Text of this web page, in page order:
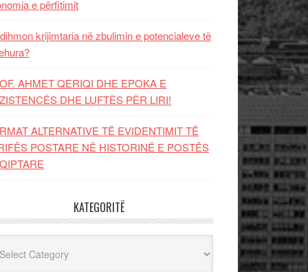
e përfitimit
krijimtaria në zbulimin e potencialeve të
AHMET QERIQI DHE EPOKA E
DHE LUFTЁS PЁR LIRI!
ALTERNATIVE TË EVIDENTIMIT TË
POSTARE NË HISTORINË E POSTËS
KATEGORITË